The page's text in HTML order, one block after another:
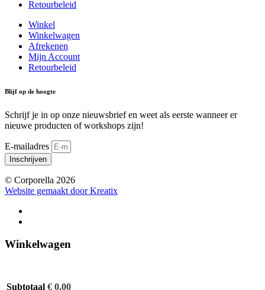
Retourbeleid
Winkel
Winkelwagen
Afrekenen
Mijn Account
Retourbeleid
Blijf op de hoogte
Schrijf je in op onze nieuwsbrief en weet als eerste wanneer er
nieuwe producten of workshops zijn!
E-mailadres
Inschrijven
© Corporella 2026
Website gemaakt door Kreatix
Winkelwagen
Subtotaal € 0,00